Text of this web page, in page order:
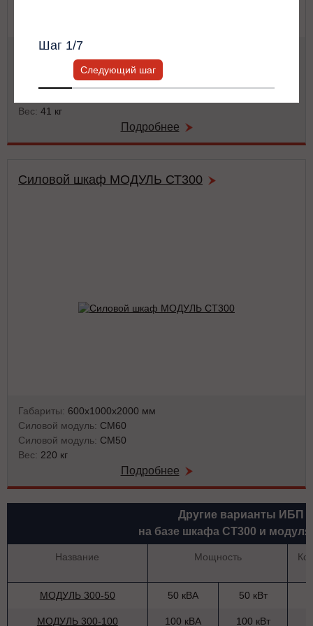
Мощность:50 кВА / 50 кВт
двойного преобразования (on-line)
Число фаз на (вход/выход):3/3
Вес: 41 кг
Подробнее
Силовой шкаф МОДУЛЬ СТ300
Габариты: 600х1000х2000 мм
Силовой модуль: СМ60
Силовой модуль: СМ50
Вес: 220 кг
Подробнее
Другие варианты ИБП
на базе шкафа СТ300 и
Название Мощность
МОДУЛЬ 300-50 50 кВА 50 кВт
МОДУЛЬ 300-100 100 кВА 100 кВт
Шаг 1/7
Следующий шаг